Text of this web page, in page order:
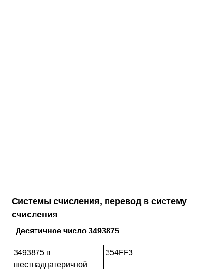
Системы счисления, перевод в систему
счисления
Десятичное число 3493875
3493875 в
шестнадцатеричной
354FF3